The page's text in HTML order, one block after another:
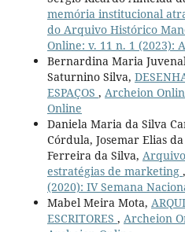
memória institucional
do Arquivo Histórico
Online: v. 11 n. 1 (2023):
Bernardina Maria
Saturnino Silva,
ESPAÇOS , Archeion
Online
Daniela Maria da Silva
Córdula, Josemar Elias
Ferreira da Silva,
estratégias de marketing ,
(2020): IV Semana
Mabel Meira Mota,
ESCRITORES , Archeion